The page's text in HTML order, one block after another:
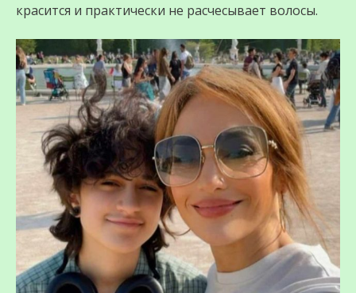
красится и практически не расчесывает волосы.